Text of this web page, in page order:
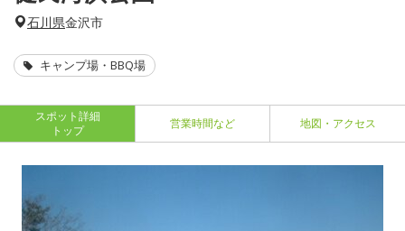
石川県金沢市
キャンプ場・BBQ場
スポット詳細
トップ
営業時間など 地図・アクセス